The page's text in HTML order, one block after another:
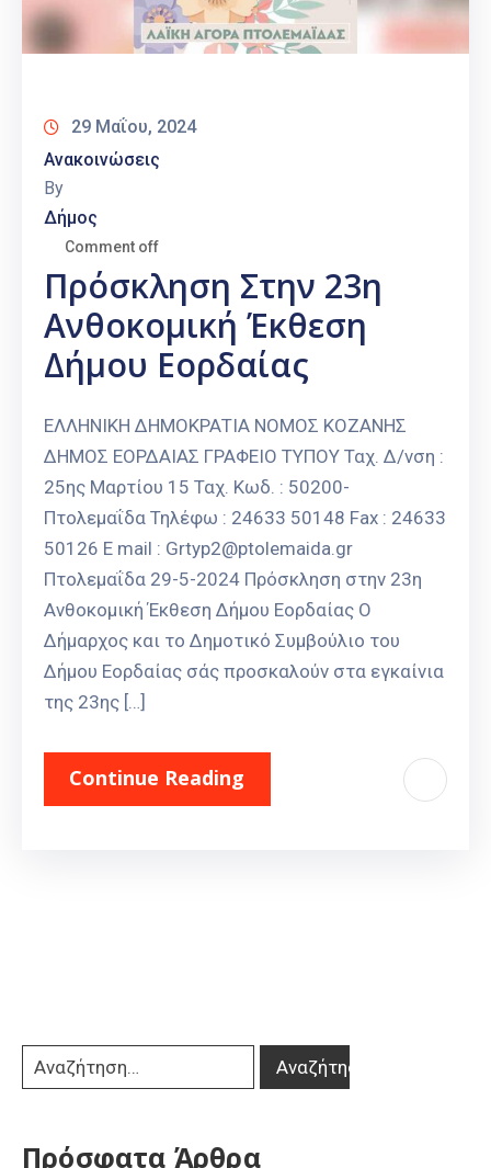
29 Μαΐου, 2024
Ανακοινώσεις
By
Δήμος
Comment off
Πρόσκληση Στην 23η
Ανθοκομική Έκθεση
Δήμου Εορδαίας
ΕΛΛΗΝΙΚΗ ΔΗΜΟΚΡΑΤΙΑ ΝΟΜΟΣ ΚΟΖΑΝΗΣ
ΔΗΜΟΣ ΕΟΡΔΑΙΑΣ ΓΡΑΦΕΙΟ ΤΥΠΟΥ Ταχ. Δ/νση :
25ης Μαρτίου 15 Ταχ. Κωδ. : 50200-
Πτολεμαΐδα Τηλέφω : 24633 50148 Fax : 24633
50126 E mail : Grtyp2@ptolemaida.gr
Πτολεμαΐδα 29-5-2024 Πρόσκληση στην 23η
Ανθοκομική Έκθεση Δήμου Εορδαίας Ο
Δήμαρχος και το Δημοτικό Συμβούλιο του
Δήμου Εορδαίας σάς προσκαλούν στα εγκαίνια
της 23ης […]
Continue Reading
Πρόσφατα Άρθρα